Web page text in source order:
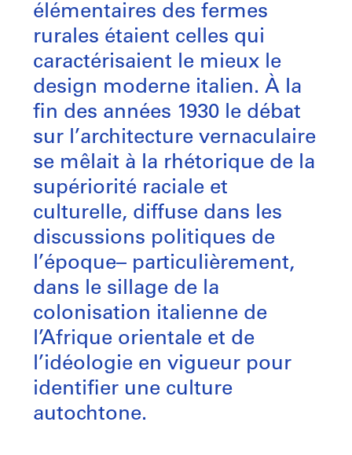
élémentaires des fermes
rurales étaient celles qui
caractérisaient le mieux le
design moderne italien. À la
fin des années 1930 le débat
sur l’architecture vernaculaire
se mêlait à la rhétorique de la
supériorité raciale et
culturelle, diffuse dans les
discussions politiques de
l’époque– particulièrement,
dans le sillage de la
colonisation italienne de
l’Afrique orientale et de
l’idéologie en vigueur pour
identifier une culture
autochtone.